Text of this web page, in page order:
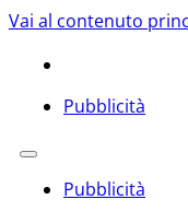
Vai al contenuto
Pubblicità
Pubblicità